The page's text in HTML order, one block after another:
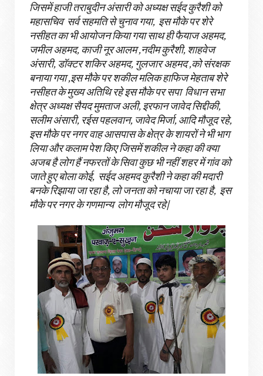
जिसमें हाजी तराबुदीन अंसारी को अध्यक्ष सईद कुरैशी को
महासचिव सर्व सहमति से चुनाव गया, इस मौके पर शेरे
नसीहत का भी आयोजन किया गया साथ ही फैयाज अहमद,
जमील अहमद, काजी नूर आलम ,नदीम कुरैशी, शाहवेज
अंसारी, डॉक्टर शकिर अहमद, गुलजार अहमद ,को संरक्षक
बनाया गया ,इस मौके पर शकील मलिक हाफिज मेहताब शेरे
नसीहत के मुख्य अतिथि रहे इस मौके पर सपा विधान सभा
क्षेत्र अध्यक्ष सैयद मुमताज अली, इरफान जावेद सिद्दीकी,
सलीम अंसारी, रईस पहलवान, जावेद मिर्जा, आदि मौजूद रहे,
इस मौके पर नगर वाह आसपास के क्षेत्र के शायरों ने भी भाग
लिया और कलाम पेश किए जिसमें शकील ने कहा की क्या
अजब है लोग हैं नफरतों के सिवा कुछ भी नहीं शहर में गांव को
जाते हुए बोला कोई, सईद अहमद कुरैशी ने कहा की मदारी
बनके रिझाया जा रहा है, लो जनता को नचाया जा रहा है, इस
मौके पर नगर के गणमान्य लोग मौजूद रहे|